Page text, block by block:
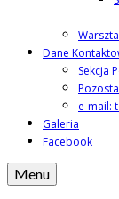
Dane
Sekcja
e-mail:
Galeria
Facebook
Menu